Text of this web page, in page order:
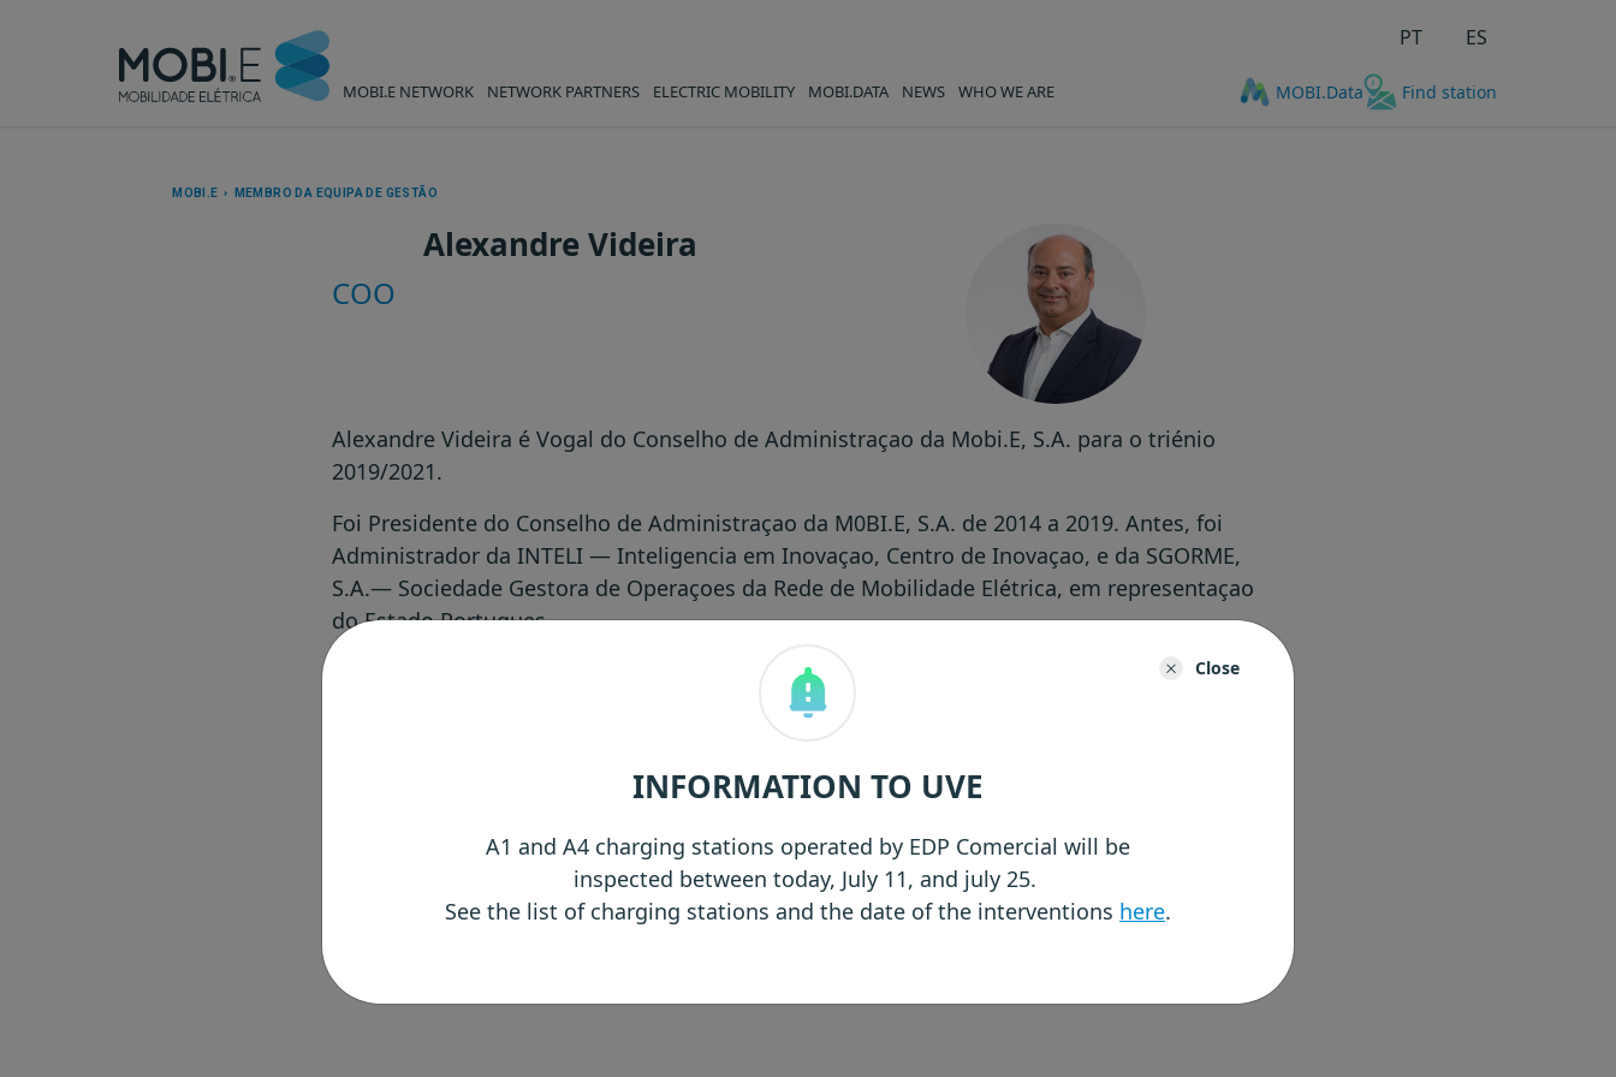
PT ES
MOBI.E NETWORK NETWORK PARTNERS ELECTRIC MOBILITY MOBI.DATA NEWS WHO WE ARE MOBI.Data Find station
MOBI.E › MEMBRO DA EQUIPA DE GESTÃO
Alexandre Videira
COO
Alexandre Videira é Vogal do Conselho de Administraçao da Mobi.E, S.A. para o triénio
2019/2021.
Foi Presidente do Conselho de Administraçao da M0BI.E, S.A. de 2014 a 2019. Antes, foi
Administrador da INTELI — Inteligencia em Inovaçao, Centro de Inovaçao, e da SGORME,
S.A.— Sociedade Gestora de Operaçoes da Rede de Mobilidade Elétrica, em representaçao
do Estado Portugues.
De 2005 a 2009, foi assessor do Secretario de Estado Adjunto, da Industria e da Inovaçao
para as areas de Inovaçao, Politica Industrial, Politica de Clusters, Instrumentos de Apoio
Acompanhamento do Programa Operacional Fatores de Competitividade e dos Programas
Operacionais Regionais do DREN. Anteriormente, foi Diretor de I&D e Gestor de Projeto
Principal na INTELI, desenvolvendo trabalho nas areas de Politica Industrial e de Inovaçao,
Aprendizagem Organizacional e Políticas de Clusters.
Possui um Mestrado em Engenharia, Gestao de Tecnologia e Politicas de Inovaçao e uma
INFORMATION TO UVE
Close
A1 and A4 charging stations operated by EDP Comercial will be
inspected between today, July 11, and july 25.
See the list of charging stations and the date of the interventions here.